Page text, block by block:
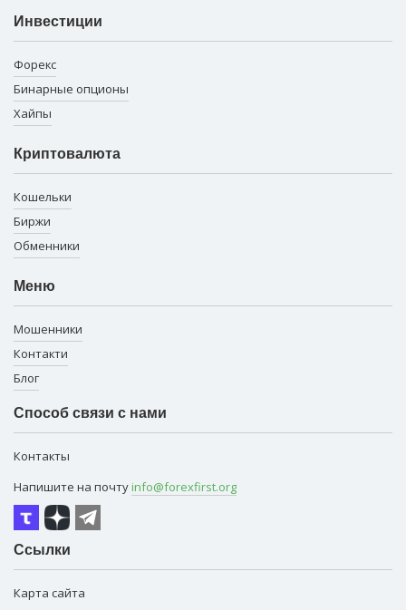
Инвестиции
Форекс
Бинарные опционы
Хайпы
Криптовалюта
Кошельки
Биржи
Обменники
Меню
Мошенники
Контакти
Блог
Способ связи с нами
Контакты
Напишите на почту info@forexfirst.org
Ссылки
Карта сайта